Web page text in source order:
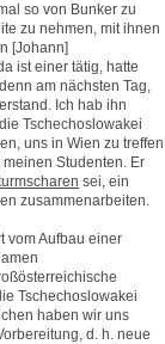
so von Bunker zu
zu nehmen, mit ihnen
[Johann]
ist einer tätig, hatte
am nächsten Tag,
Ich hab ihn
Tschechoslowakei
uns in Wien zu treffen
Studenten. Er
sei, ein
zusammenarbeiten.
vom Aufbau einer
Tschechoslowakei
haben wir uns
d. h. neue